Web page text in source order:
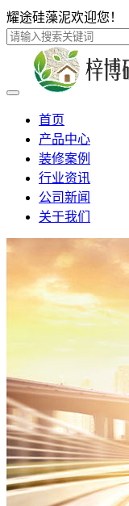
耀途硅藻泥欢迎您！
首页
产品中心
装修案例
行业资讯
公司新闻
关于我们